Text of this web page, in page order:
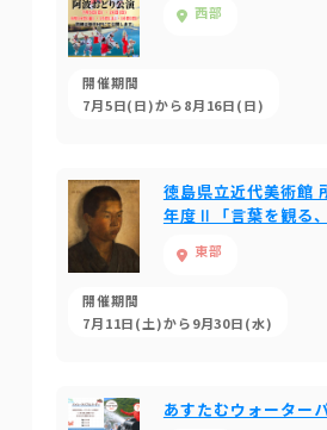
西部
開催期間
7月5日(日)から8月16日(日)
徳島県立近代美術館
年度Ⅱ「言葉を観る、
東部
開催期間
7月11日(土)から9月30日(水)
あすたむウォーター